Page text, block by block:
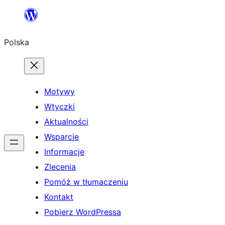
Przejdź
treści
Polska
Motywy
Wtyczki
Aktualności
Wsparcie
Informacje
Zlecenia
Pomóż w tłumaczeniu
Kontakt
Pobierz WordPressa